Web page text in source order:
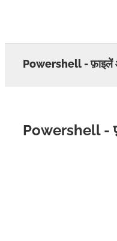
Powershell - फ़ाइलें
Powershell -